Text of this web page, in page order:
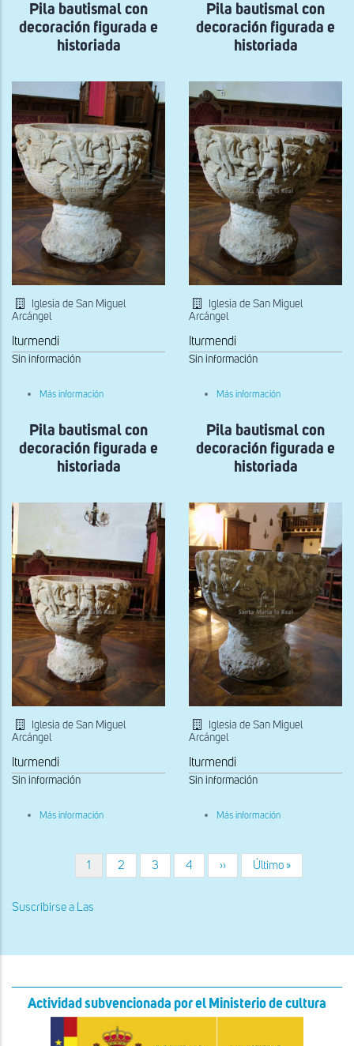
portada
norte
la
interna
en
el
de
las
tres
Marías
al
Santo
Sepulcro
Pila bautismal con
decoración figurada e
historiada
Iglesia de San Miguel
Arcángel
Iturmendi
Sin información
Más información
con
figurada
e
historiada
Pila bautismal con
decoración figurada e
historiada
Iglesia de San Miguel
Arcángel
Iturmendi
Sin información
Más información
con
figurada
e
historiada
Pila bautismal con
decoración figurada e
historiada
Iglesia de San Miguel
Arcángel
Iturmendi
Sin información
Más información
decoración
figurada
Pila bautismal con
decoración figurada e
historiada
Iglesia de San Miguel
Arcángel
Iturmendi
Sin información
Más información
figurada
PaginaciónPágina
actual
1 Página
2 Página
3 Página
4
Siguiente
página
››
Última
página
Último »
Suscribirse a Las
Actividad subvencionada por el Ministerio de cultura